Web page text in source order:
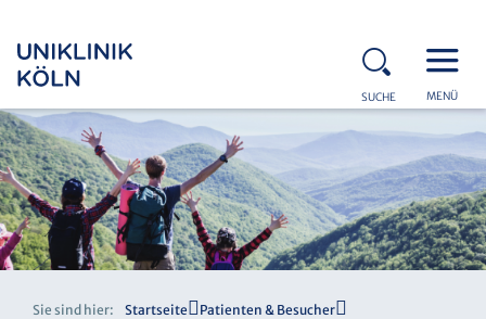
SUCHE MENÜ
Sie sind hier: Startseite
Patienten & Besucher